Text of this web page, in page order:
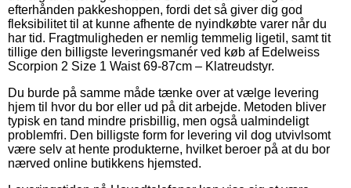
efterhånden pakkeshoppen, fordi det så giver dig god
fleksibilitet til at kunne afhente de nyindkøbte varer når du
har tid. Fragtmuligheden er nemlig temmelig ligetil, samt tit
tillige den billigste leveringsmanér ved køb af Edelweiss
Scorpion 2 Size 1 Waist 69-87cm – Klatreudstyr.
Du burde på samme måde tænke over at vælge levering
hjem til hvor du bor eller ud på dit arbejde. Metoden bliver
typisk en tand mindre prisbillig, men også ualmindeligt
problemfri. Den billigste form for levering vil dog utvivlsomt
være selv at hente produkterne, hvilket beroer på at du bor
nærved online butikkens hjemsted.